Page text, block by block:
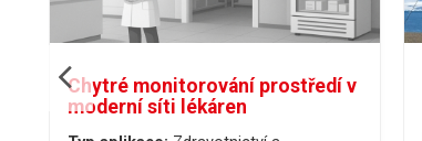
Chytré monitorování prostředí v
moderní síti lékáren